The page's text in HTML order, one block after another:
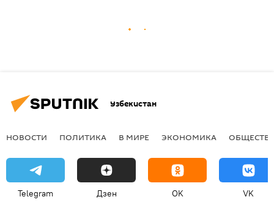
Узбекистан
НОВОСТИ ПОЛИТИКА В МИРЕ ЭКОНОМИКА
Telegram Дзен OK VK